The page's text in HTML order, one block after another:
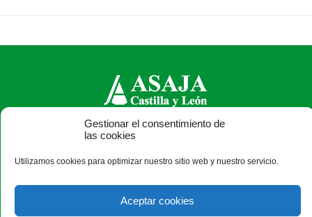
Gestionar el consentimiento de
las cookies
Utilizamos cookies para optimizar nuestro sitio web y nuestro servicio.
Aceptar cookies
ASAJA Castilla y León - Jóvenes Agricultores
Valladolid - España · Tel.: +34 983 472 350 ·
info@asajacyl.com